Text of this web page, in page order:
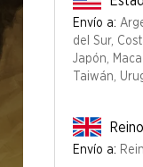
Envío a:
del Sur,
Japón,
Taiwán,
Envío a: